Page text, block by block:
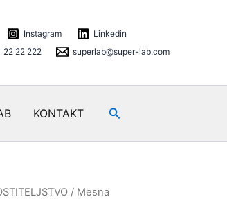
Instagram
Linkedin
22 22 222
superlab@super-lab.com
KONTAKT Search
/ Mesna